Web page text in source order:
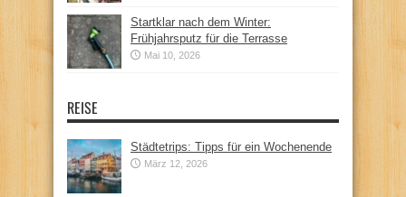
Startklar nach dem Winter:
Frühjahrsputz für die Terrasse
Mai 10, 2026
REISE
Städtetrips: Tipps für ein Wochenende
März 12, 2026